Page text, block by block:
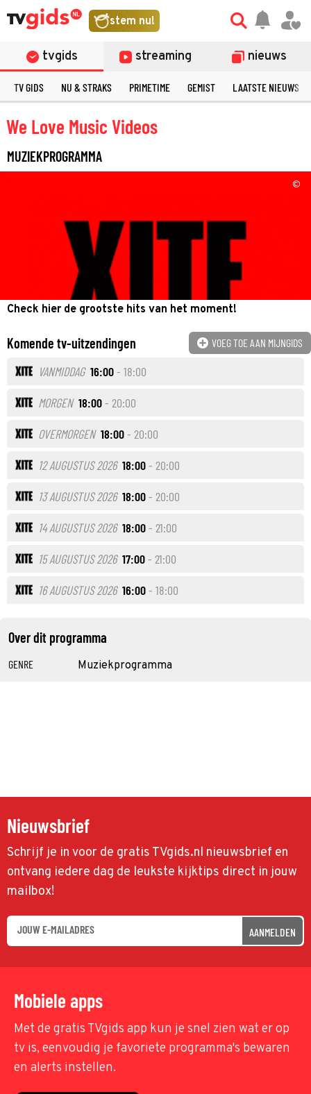
stem nu!
tvgids streaming nieuws
TV GIDS NU & STRAKS PRIMETIME GEMIST LAATSTE NIEUWS
We Love Music Videos
MUZIEKPROGRAMMA
©
Check hier de grootste hits van het moment!
Komende tv-uitzendingen VOEG TOE AAN MIJNGIDS
VANMIDDAG 16:00- 18:00
MORGEN 18:00- 20:00
OVERMORGEN 18:00- 20:00
12 AUGUSTUS 2026 18:00- 20:00
13 AUGUSTUS 2026 18:00- 20:00
14 AUGUSTUS 2026 18:00- 21:00
15 AUGUSTUS 2026 17:00- 21:00
16 AUGUSTUS 2026 16:00- 18:00
Over dit programma
GENRE Muziekprogramma
Nieuwsbrief
Schrijf je in voor de gratis TVgids.nl nieuwsbrief en
ontvang iedere dag de leukste kijktips direct in jouw
mailbox!
AANMELDEN
Mobiele apps
Met de gratis TVgids app kun je snel zien wat er op
tv is, eenvoudig je favoriete programma's bewaren
en alerts instellen.